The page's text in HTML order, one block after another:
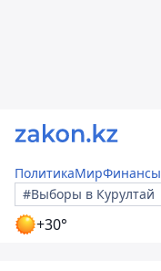
ПолитикаМирФинансы
#Выборы в Курултай
+30°